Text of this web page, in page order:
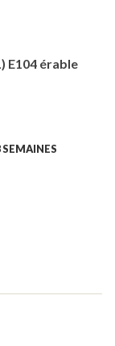
E104 érable